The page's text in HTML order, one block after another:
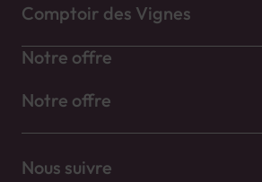
Comptoir des Vignes
Notre offre
Notre offre
Nous suivre